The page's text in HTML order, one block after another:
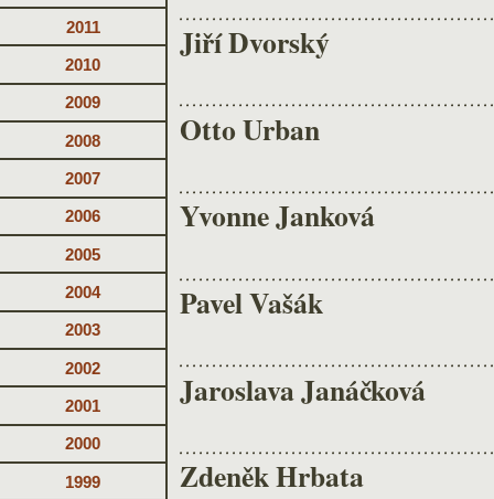
2011
2010
2009
2008
2007
2006
2005
2004
2003
2002
2001
2000
1999
Jiří Dvorský
Otto Urban
Yvonne Janková
Pavel Vašák
Jaroslava Janáčková
Zdeněk Hrbata